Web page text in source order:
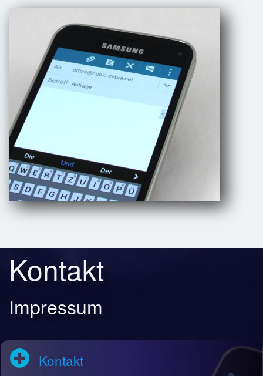
Kontakt
Impressum
Kontakt